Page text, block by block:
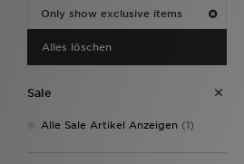
Only show exclusive items
Alles löschen
Sale
Alle Sale Artikel Anzeigen (1)